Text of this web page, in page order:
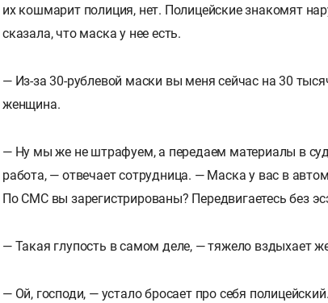
их кошмарит полиция, нет. Полицейские знакомят
сказала, что маска у нее есть.
— Из-за 30-рублевой маски вы меня сейчас на 30
женщина.
— Ну мы же не штрафуем, а передаем материалы в
работа, — отвечает сотрудница. — Маска у вас в
По СМС вы зарегистрированы? Передвигаетесь без
— Такая глупость в самом деле, — тяжело вздыхает
— Ой, господи, — устало бросает про себя